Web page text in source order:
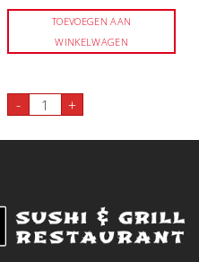
TOEVOEGEN AAN
WINKELWAGEN
- 18. Gunkan Wakame 2st
+